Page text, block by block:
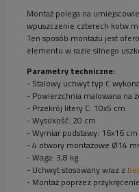
Montaż polega na
wpuszczenie czterech kotw
Ten sposób montażu jest
elementu w razie silnego
Parametry techniczne:
- Stalowy uchwyt typ C
- Powierzchnia malowana na
- Przekrój litery C: 10x5 cm
- Wysokość: 20 cm
- Wymiar podstawy: 16x16 cm
- 4 otwory montażowe Ø14
- Waga: 3,8 kg
- Uchwyt stosowany wraz z
- Montaż poprzez